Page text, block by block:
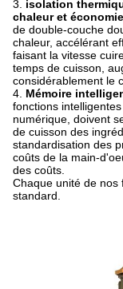
3. isolation
chaleur et
de double-couche
chaleur, accélérant
faisant la vitesse
temps de cuisson,
considérablement le
4. Mémoire
fonctions
numérique, doivent
de cuisson des
standardisation des
coûts de la main-
des coûts.
Chaque unité de nos
standard.